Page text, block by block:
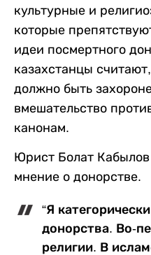
культурные и
которые
идеи посмертного
казахстанцы
должно быть
вмешательство
канонам.
Юрист Болат
мнение о донорстве.
“Я
донорства. Во-
религии. В